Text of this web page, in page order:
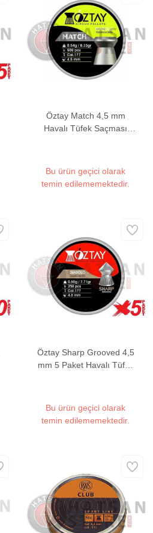
Öztay Match 4,5 mm
Havalı Tüfek Saçması
Bu ürün geçici olarak
temin edilememektedir.
Öztay Sharp Grooved 4,5
mm 5 Paket Havalı Tüfek
Bu ürün geçici olarak
temin edilememektedir.